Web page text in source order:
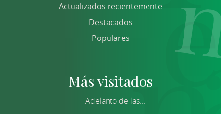
Actualizados recientemente
Destacados
Populares
Más visitados
Adelanto de las...